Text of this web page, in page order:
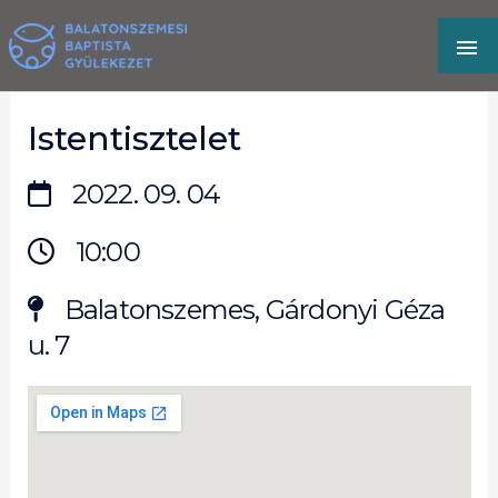
to
content
Istentisztelet
2022. 09. 04
10:00
Balatonszemes, Gárdonyi Géza
u. 7